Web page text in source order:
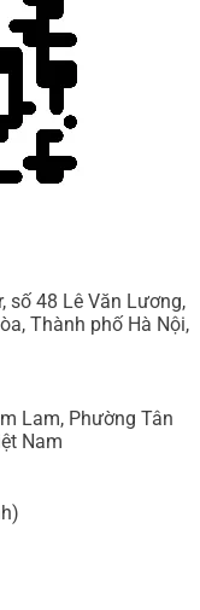
số 48 Lê Văn Lương,
Thành phố Hà Nội,
Lam, Phường Tân
Nam